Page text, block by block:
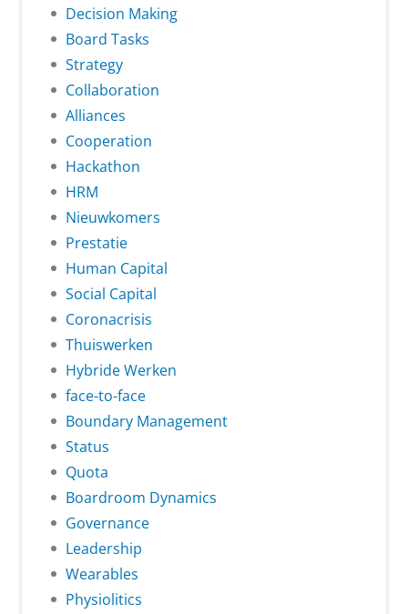
Decision Making
Board Tasks
Strategy
Collaboration
Alliances
Cooperation
Hackathon
HRM
Nieuwkomers
Prestatie
Human Capital
Social Capital
Coronacrisis
Thuiswerken
Hybride Werken
face-to-face
Boundary Management
Status
Quota
Boardroom Dynamics
Governance
Leadership
Wearables
Physiolitics